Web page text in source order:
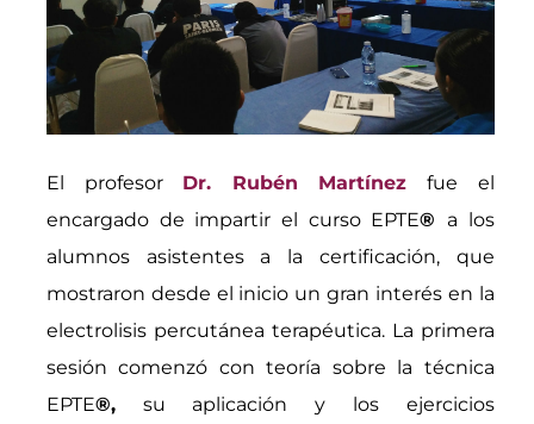
El profesor Dr. Rubén Martínez fue el
encargado de impartir el curso EPTE® a los
alumnos asistentes a la certificación, que
mostraron desde el inicio un gran interés en la
electrolisis percutánea terapéutica. La primera
sesión comenzó con teoría sobre la técnica
EPTE®,su aplicación y los ejercicios